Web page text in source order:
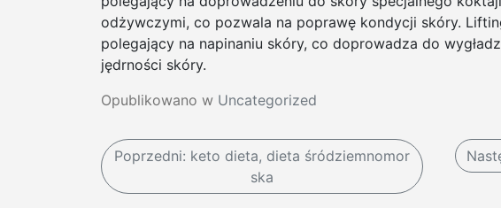
odżywczymi, co pozwala na poprawę kondycji skóry.
polegający na napinaniu skóry, co doprowadza do
jędrności skóry.
Opublikowano w Uncategorized
N
a
Poprzedni: keto dieta, dieta śródziemnomor
ska